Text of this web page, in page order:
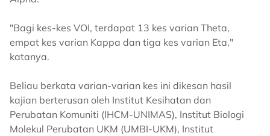
"Bagi kes-kes VOI, terdapat 13 kes varian Theta,
empat kes varian Kappa dan tiga kes varian Eta,"
katanya.
Beliau berkata varian-varian kes ini dikesan hasil
kajian berterusan oleh Institut Kesihatan dan
Perubatan Komuniti (IHCM-UNIMAS), Institut Biologi
Molekul Perubatan UKM (UMBI-UKM), Institut